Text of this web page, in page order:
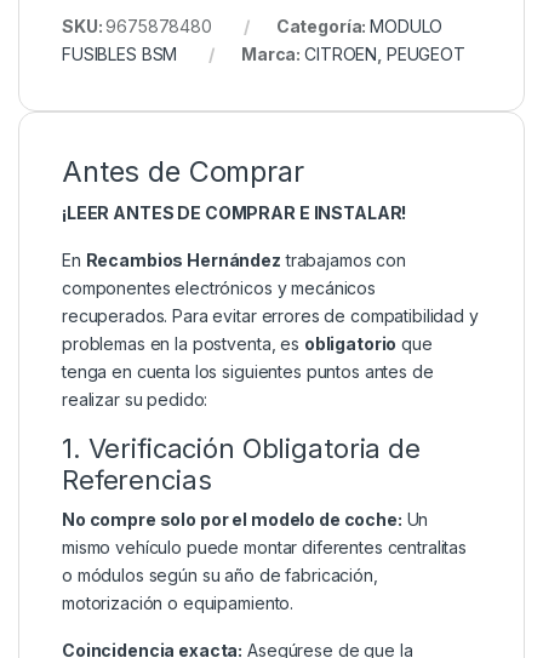
SKU:9675878480 Categoría:MODULO
FUSIBLES BSM
Marca:CITROEN PEUGEOT
Antes de Comprar
¡LEER ANTES DE COMPRAR E INSTALAR!
En Recambios Hernández trabajamos con
componentes electrónicos y mecánicos
recuperados. Para evitar errores de compatibilidad y
problemas en la postventa, es obligatorio que
tenga en cuenta los siguientes puntos antes de
realizar su pedido:
1. Verificación Obligatoria de
Referencias
No compre solo por el modelo de coche: Un
mismo vehículo puede montar diferentes centralitas
o módulos según su año de fabricación,
motorización o equipamiento.
Coincidencia exacta: Asegúrese de que la